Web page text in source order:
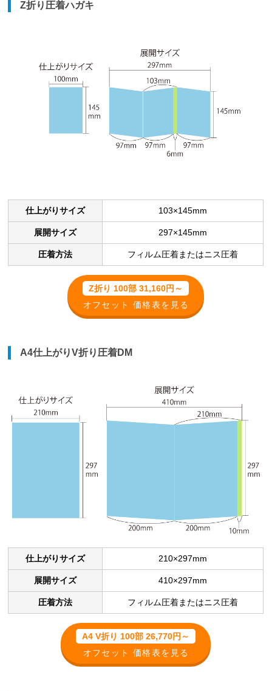
Z折り圧着ハガキ
仕上がりサイズ 103×145mm
展開サイズ 297×145mm
圧着方法 フィルム圧着またはニス圧着
Z折り 100部 31,160円～
オフセット 価格表を見る
A4仕上がりV折り圧着DM
仕上がりサイズ 210×297mm
展開サイズ 410×297mm
圧着方法 フィルム圧着またはニス圧着
A4 V折り 100部 26,770円～
オフセット 価格表を見る